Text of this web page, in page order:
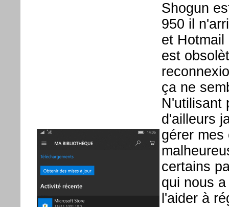
Shogun
950 il
et Hotmail
est
ça ne
N'utilisant
d'ailleurs
gérer mes
certains
qui nous
l'aider à